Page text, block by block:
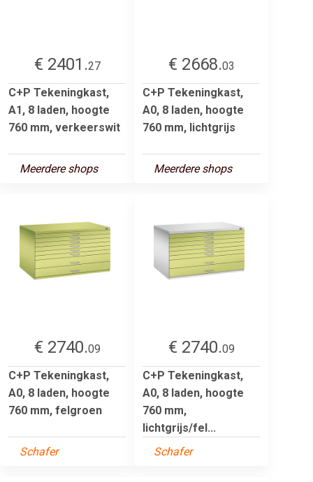
€ 2401.27
C+P Tekeningkast,
A1, 8 laden, hoogte
760 mm, verkeerswit
Meerdere shops
€ 2668.03
C+P Tekeningkast,
A0, 8 laden, hoogte
760 mm, lichtgrijs
Meerdere shops
€ 2740.09
C+P Tekeningkast,
A0, 8 laden, hoogte
760 mm, felgroen
Schafer
€ 2740.09
C+P Tekeningkast,
A0, 8 laden, hoogte
760 mm,
lichtgrijs/fel...
Schafer